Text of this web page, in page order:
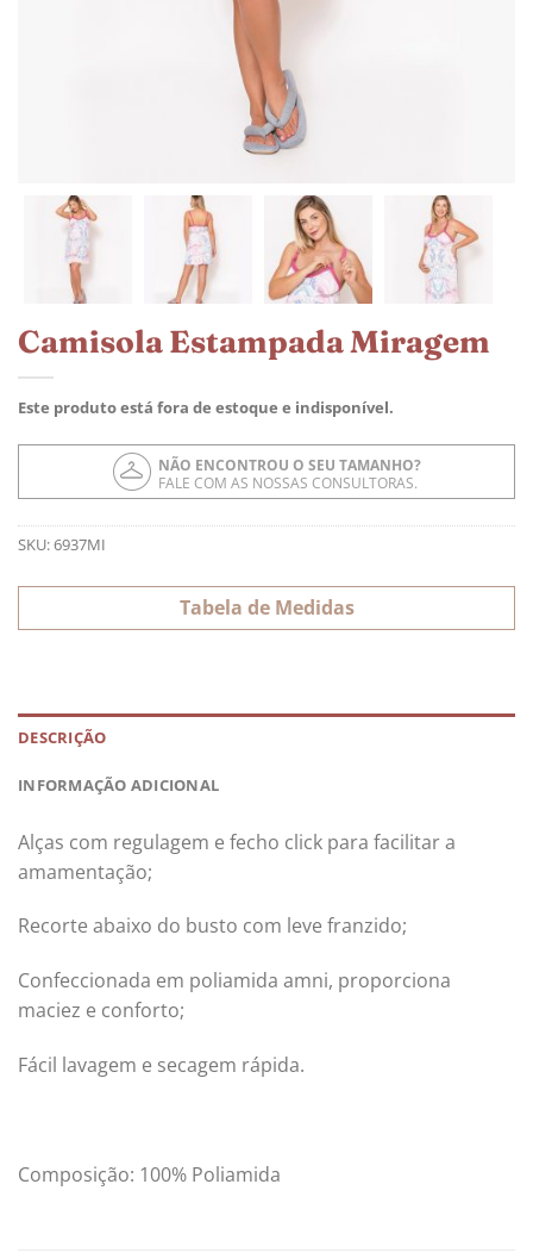
Camisola Estampada Miragem
Este produto está fora de estoque e indisponível.
NÃO ENCONTROU O SEU TAMANHO?
FALE COM AS NOSSAS CONSULTORAS.
SKU:6937MI
Tabela de Medidas
DESCRIÇÃO
INFORMAÇÃO ADICIONAL
Alças com regulagem e fecho click para facilitar a
amamentação;
Recorte abaixo do busto com leve franzido;
Confeccionada em poliamida amni, proporciona
maciez e conforto;
Fácil lavagem e secagem rápida.
Composição: 100% Poliamida